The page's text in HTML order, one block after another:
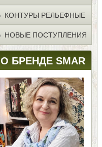
КОНТУРЫ РЕЛЬЕФНЫЕ
НОВЫЕ ПОСТУПЛЕНИЯ
О БРЕНДЕ SMAR